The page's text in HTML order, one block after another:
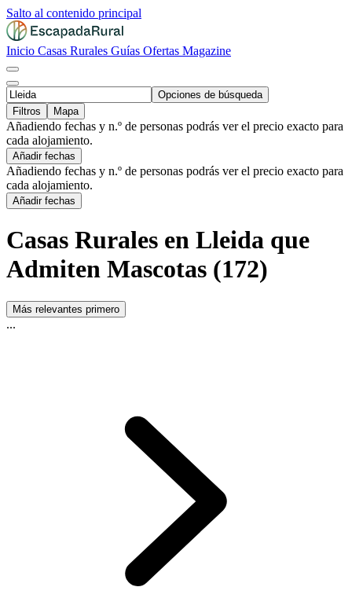
Salto al contenido principal
Inicio Casas Rurales Guías Ofertas Magazine
Opciones de búsqueda
Filtros
Mapa
Añadiendo fechas y n.º de personas podrás ver el precio exacto para
cada alojamiento.
Añadir fechas
Añadiendo fechas y n.º de personas podrás ver el precio exacto para
cada alojamiento.
Añadir fechas
Casas Rurales en Lleida que
Admiten Mascotas (172)
Más relevantes primero
...